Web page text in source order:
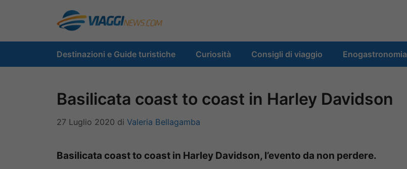
contenuto
Destinazioni e Guide turistiche Curiosità Consigli di viaggio Enogastronomia
Basilicata coast to coast in Harley Davidson
27 Luglio 2020 di Valeria Bellagamba
Basilicata coast to coast in Harley Davidson, l’evento da non perdere.